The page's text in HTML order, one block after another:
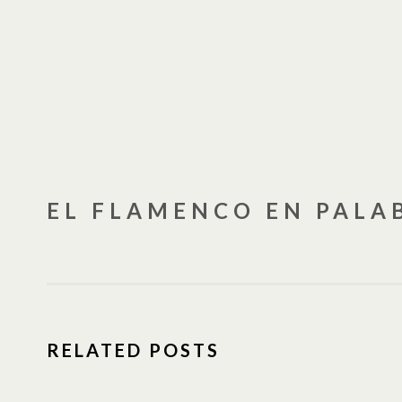
EL FLAMENCO EN
RELATED POSTS